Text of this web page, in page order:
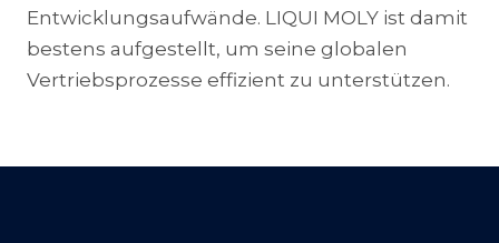
Entwicklungsaufwände. LIQUI MOLY ist damit
bestens aufgestellt, um seine globalen
Vertriebsprozesse effizient zu unterstützen.